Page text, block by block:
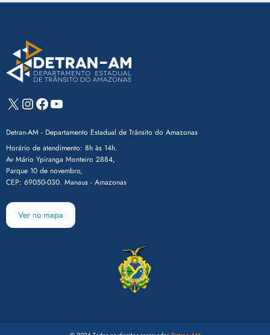
X Instagram
Facebook
Youtube
Detran-AM - Departamento Estadual de Trânsito do Amazonas
Horário de atendimento: 8h às 14h.
Av Mário Ypiranga Monteiro 2884,
Parque 10 de novembro,
CEP: 69050-030. Manaus - Amazonas
Ver no mapa